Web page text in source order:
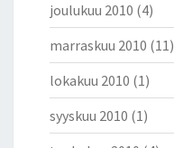
joulukuu 2010 (4)
marraskuu 2010 (11)
lokakuu 2010 (1)
syyskuu 2010 (1)